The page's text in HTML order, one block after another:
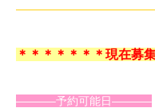
＊＊＊＊＊＊＊現在募
———–予約可能日———–